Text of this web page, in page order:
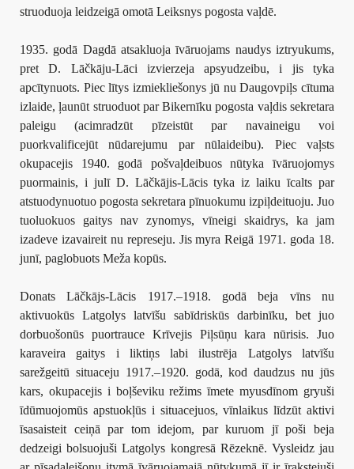
struoduoja leidzeigā omotā Leiksnys pogosta vaļdē.
1935. godā Dagdā atsakluoja īvāruojams naudys iztryukums,
pret D. Lāčkāju-Lāci izvierzeja apsyudzeibu, i jis tyka
apcītynuots. Piec lītys izmiekliešonys jū nu Daugovpiļs cītuma
izlaide, ļaunūt struoduot par Bikernīku pogosta vaļdis sekretara
paleigu (acimradzūt pīzeistūt par navaineigu voi
puorkvalificejūt nūdarejumu par nūlaideibu). Piec vaļsts
okupacejis 1940. godā pošvaļdeibuos nūtyka īvāruojomys
puormainis, i julī D. Lāčkājis-Lācis tyka iz laiku īcalts par
atstuodynuotuo pogosta sekretara pīnuokumu izpiļdeituoju. Juo
tuoluokuos gaitys nav zynomys, vīneigi skaidrys, ka jam
izadeve izavaireit nu represeju. Jis myra Reigā 1971. goda 18.
junī, paglobuots Meža kopūs.
Donats Lāčkājs-Lācis 1917.–1918. godā beja vīns nu
aktivuokūs Latgolys latvīšu sabīdriskūs darbinīku, bet juo
dorbuošonūs puortrauce Krīvejis Piļsūņu kara nūrisis. Juo
karaveira gaitys i liktiņs labi ilustrēja Latgolys latvīšu
sarežgeitū situaceju 1917.–1920. godā, kod daudzus nu jūs
kars, okupacejis i boļševiku režims īmete myusdīnom gryuši
īdūmuojomūs apstuokļūs i situacejuos, vīnlaikus līdzūt aktivi
īsasaisteit ceiņā par tom idejom, par kuruom jī poši beja
dedzeigi bolsuojuši Latgolys kongresā Rēzeknē. Vysleidz jau